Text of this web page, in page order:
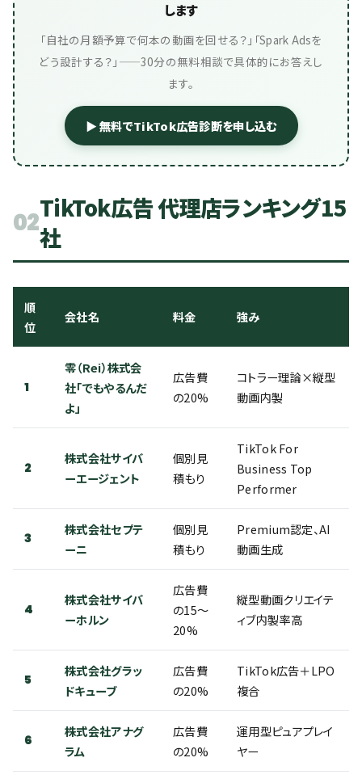
します
「自社の月額予算で何本の動画を回せる？」「Spark Adsを
どう設計する？」——30分の無料相談で具体的にお答えし
ます。
▶ 無料でTikTok広告診断を申し込む
02TikTok広告 代理店ランキング15
社
順
位
会社名 料金 強み
1
零（Rei）株式会
社「でもやるんだ
よ」
広告費
の20%
コトラー理論×縦型
動画内製
2
株式会社サイバ
ーエージェント
個別見
積もり
TikTok For
Business Top
Performer
3
株式会社セプテ
ーニ
個別見
積もり
Premium認定、AI
動画生成
4
株式会社サイバ
ーホルン
広告費
の15〜
20%
縦型動画クリエイテ
ィブ内製率高
5
株式会社グラッ
ドキューブ
広告費
の20%
TikTok広告＋LPO
複合
6
株式会社アナグ
ラム
広告費
の20%
運用型ピュアプレイ
ヤー